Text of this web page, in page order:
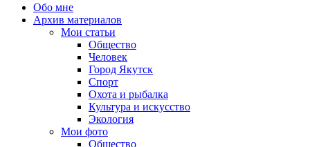
Обо мне
Архив материалов
Мои статьи
Общество
Человек
Город Якутск
Спорт
Охота и рыбалка
Культура и искусство
Экология
Мои фото
Общество